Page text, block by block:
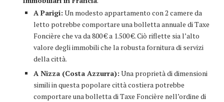
A Parigi: Un modesto appartamento con 2 camere da
letto potrebbe comportare una bolletta annuale di Taxe
Foncière che va da 800 € a 1.500 €. Ciò riflette sia l’alto
valore degli immobili che la robusta fornitura di servizi
della città.
A Nizza (Costa Azzurra): Una proprietà di dimensioni
simili in questa popolare città costiera potrebbe
comportare una bolletta di Taxe Foncière nell’ordine di